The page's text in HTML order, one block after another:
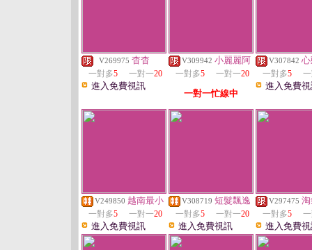
V269975 杳杳
一對多5 一對一20
進入免費視訊
V309942 小麗麗阿
一對多5 一對一20
一對一忙線中
V307842
一對多5
進入免費
V249850 越南最小
一對多5 一對一20
進入免費視訊
V308719 短髮飄逸
一對多5 一對一20
進入免費視訊
V297475
一對多5
進入免費